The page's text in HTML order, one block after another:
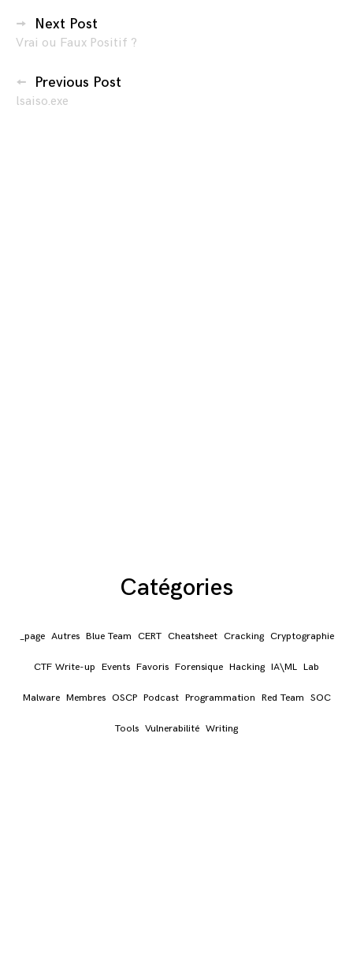
Navigation
des
articles
Next Post
Vrai ou Faux Positif ?
Previous Post
lsaiso.exe
Catégories
_page Autres Blue Team CERT Cheatsheet Cracking Cryptographie
CTF Write-up Events Favoris Forensique Hacking IA\ML Lab
Malware Membres OSCP Podcast Programmation Red Team SOC
Tools Vulnerabilité Writing